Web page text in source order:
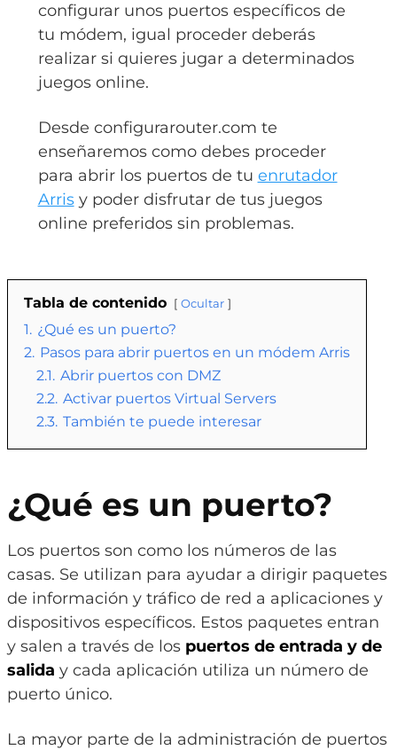
configurar unos puertos específicos de
tu módem, igual proceder deberás
realizar si quieres jugar a determinados
juegos online.
Desde configurarouter.com te
enseñaremos como debes proceder
para abrir los puertos de tu enrutador
Arrisy poder disfrutar de tus juegos
online preferidos sin problemas.
Tabla de contenido Ocultar
1. ¿Qué es un puerto?
2. Pasos para abrir puertos en un módem Arris
2.1. Abrir puertos con DMZ
2.2. Activar puertos Virtual Servers
2.3. También te puede interesar
¿Qué es un puerto?
Los puertos son como los números de las
casas. Se utilizan para ayudar a dirigir paquetes
de información y tráfico de red a aplicaciones y
dispositivos específicos. Estos paquetes entran
y salen a través de los puertos de entrada y de
salida y cada aplicación utiliza un número de
puerto único.
La mayor parte de la administración de puertos